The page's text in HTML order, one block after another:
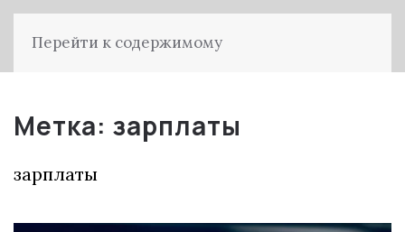
Перейти к содержимому
Метка: зарплаты
зарплаты